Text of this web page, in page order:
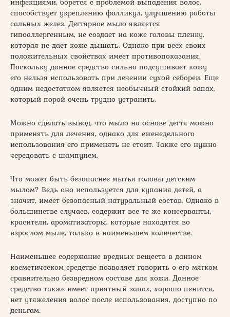
способствует укреплению фолликул, улучшению работы
сальных желез. Дегтярное мыло является
гипоаллергенным, не создает на коже головы пленку,
которая не дает коже дышать. Однако при всех своих
положительных свойствах имеет противопоказания.
Поскольку данное средство сильно подсушивает кожу
его нельзя использовать при лечении сухой себореи. Еще
одним недостатком является необычный стойкий запах,
который порой очень трудно устранить.
Можно сделать вывод, что мыло на основе дегтя можно
применять для лечения, однако для еженедельного
использования его применять не стоит. Также его нужно
чередовать с шампунем.
Что может быть безопаснее мытья головы детским
мылом? Ведь оно используется для купания детей, а
значит, имеет безопасный натуральный состав. Однако в
большинстве случаев, содержит все те же консерванты,
красители, ароматизаторы, которые находятся во
взрослом мыле, только в наименьшем количестве.
Наименьшее содержание вредных веществ в данном
косметическом средстве позволяет говорить о его мягком
сравнительно безвредном составе для кожи. Данное
средство также имеет приятный запах, хорошо пенится,
нет утяжеления волос после использования, доступно по
деньгам.